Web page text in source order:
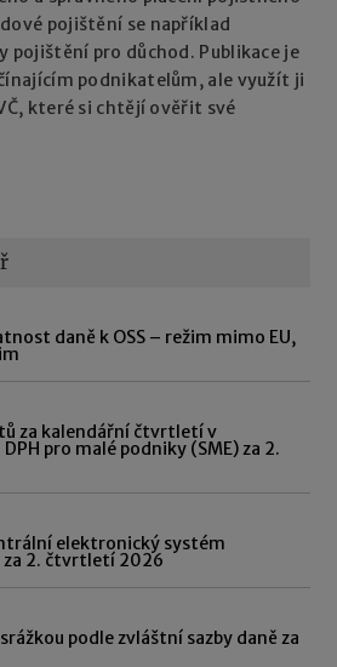
pojištění se například
pojištění pro důchod. Publikace je
podnikatelům, ale využít ji
které si chtějí ověřit své
daně k OSS – režim mimo EU,
za kalendářní čtvrtletí v
pro malé podniky (SME) za 2.
elektronický systém
2. čtvrtletí 2026
podle zvláštní sazby daně za